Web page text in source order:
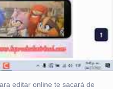
editar online te sacará de